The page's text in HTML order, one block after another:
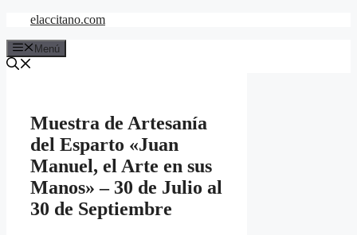
Saltar
contenido
elaccitano.com
Menú
Muestra de Artesanía
del Esparto «Juan
Manuel, el Arte en sus
Manos» – 30 de Julio al
30 de Septiembre